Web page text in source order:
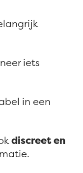
iets
in een
discreet en